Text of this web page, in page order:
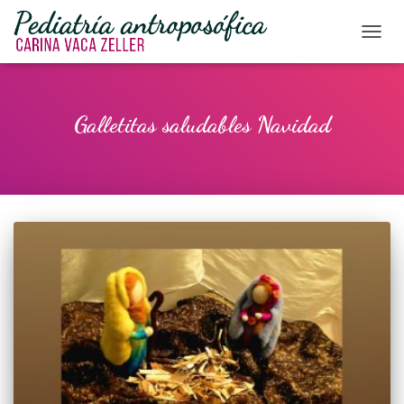
Galletitas saludables Navidad